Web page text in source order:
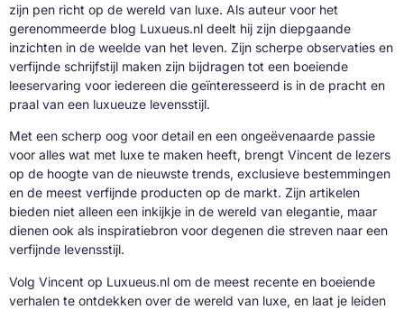
zijn pen richt op de wereld van luxe. Als auteur voor het
gerenommeerde blog Luxueus.nl deelt hij zijn diepgaande
inzichten in de weelde van het leven. Zijn scherpe observaties en
verfijnde schrijfstijl maken zijn bijdragen tot een boeiende
leeservaring voor iedereen die geïnteresseerd is in de pracht en
praal van een luxueuze levensstijl.
Met een scherp oog voor detail en een ongeëvenaarde passie
voor alles wat met luxe te maken heeft, brengt Vincent de lezers
op de hoogte van de nieuwste trends, exclusieve bestemmingen
en de meest verfijnde producten op de markt. Zijn artikelen
bieden niet alleen een inkijkje in de wereld van elegantie, maar
dienen ook als inspiratiebron voor degenen die streven naar een
verfijnde levensstijl.
Volg Vincent op Luxueus.nl om de meest recente en boeiende
verhalen te ontdekken over de wereld van luxe, en laat je leiden